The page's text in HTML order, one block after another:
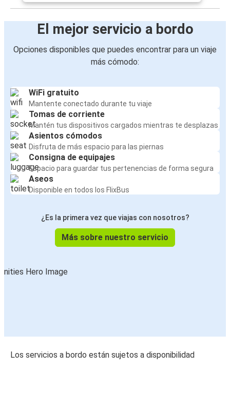
El mejor servicio a bordo
Opciones disponibles que puedes encontrar para un viaje
más cómodo:
WiFi gratuito
Mantente conectado durante tu viaje
Tomas de corriente
Mantén tus dispositivos cargados mientras te desplazas
Asientos cómodos
Disfruta de más espacio para las piernas
Consigna de equipajes
Espacio para guardar tus pertenencias de forma segura
Aseos
Disponible en todos los FlixBus
¿Es la primera vez que viajas con nosotros?
Más sobre nuestro servicio
Los servicios a bordo están sujetos a disponibilidad